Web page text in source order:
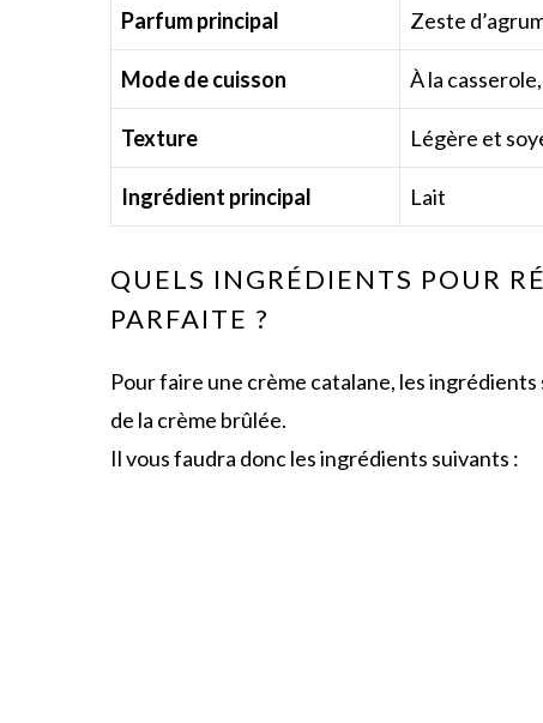
Parfum principal Zeste
Mode de cuisson À la
Texture Légère et
Ingrédient principal Lait
QUELS INGRÉDIENTS POUR
PARFAITE ?
Pour faire une crème catalane, les
de la crème brûlée.
Il vous faudra donc les ingrédients suivants :